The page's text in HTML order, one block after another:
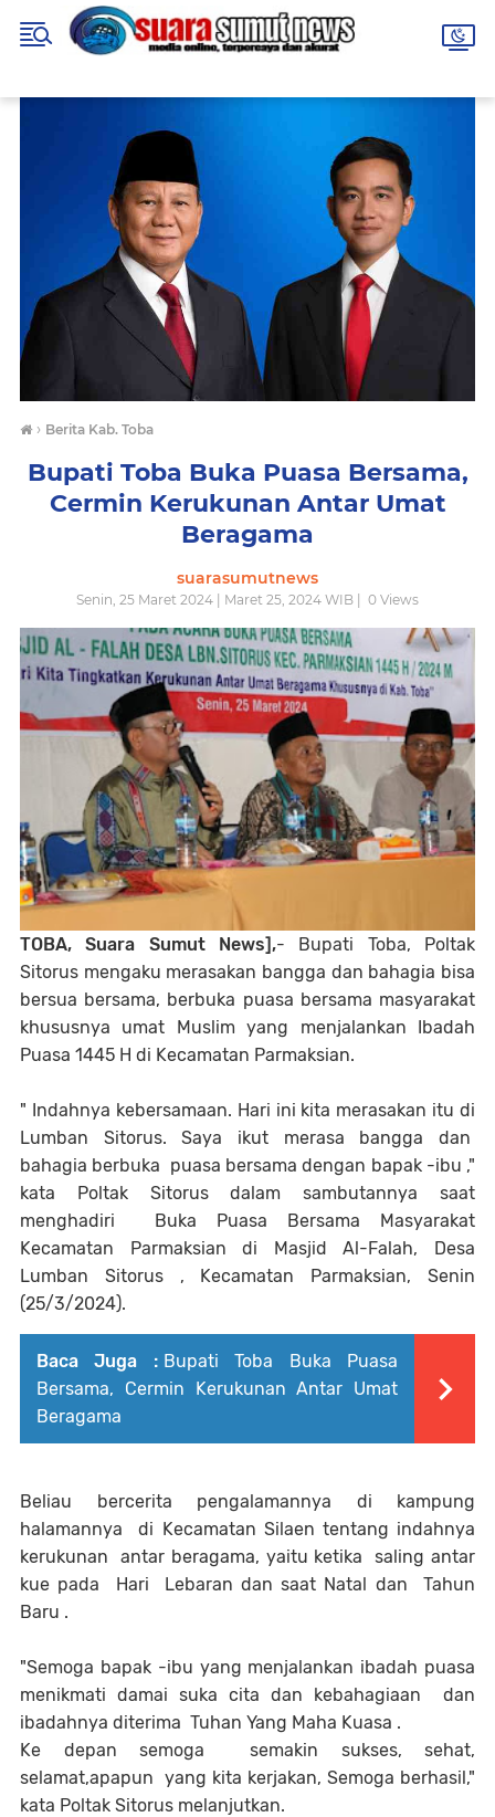
› Berita Kab. Toba
Bupati Toba Buka Puasa Bersama,
Cermin Kerukunan Antar Umat
Beragama
suarasumutnews
Senin, 25 Maret 2024 | Maret 25, 2024 WIB | 0 Views
TOBA, Suara Sumut News],- Bupati Toba, Poltak
Sitorus mengaku merasakan bangga dan bahagia bisa
bersua bersama, berbuka puasa bersama masyarakat
khususnya umat Muslim yang menjalankan Ibadah
Puasa 1445 H di Kecamatan Parmaksian.
" Indahnya kebersamaan. Hari ini kita merasakan itu di
Lumban Sitorus. Saya ikut merasa bangga dan
bahagia berbuka puasa bersama dengan bapak -ibu ,"
kata Poltak Sitorus dalam sambutannya saat
menghadiri Buka Puasa Bersama Masyarakat
Kecamatan Parmaksian di Masjid Al-Falah, Desa
Lumban Sitorus , Kecamatan Parmaksian, Senin
(25/3/2024).
Baca Juga : Bupati Toba Buka Puasa
Bersama, Cermin Kerukunan Antar Umat
Beragama
Beliau bercerita pengalamannya di kampung
halamannya di Kecamatan Silaen tentang indahnya
kerukunan antar beragama, yaitu ketika saling antar
kue pada Hari Lebaran dan saat Natal dan Tahun
Baru .
"Semoga bapak -ibu yang menjalankan ibadah puasa
menikmati damai suka cita dan kebahagiaan dan
ibadahnya diterima Tuhan Yang Maha Kuasa .
Ke depan semoga semakin sukses, sehat,
selamat,apapun yang kita kerjakan, Semoga berhasil,"
kata Poltak Sitorus melanjutkan.